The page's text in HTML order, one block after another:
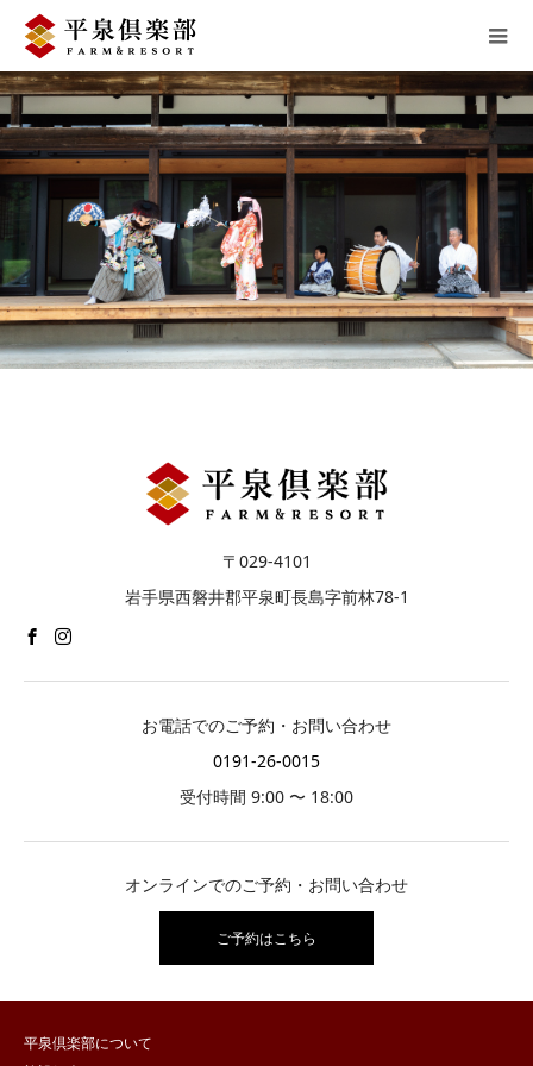
〒029-4101
岩手県西磐井郡平泉町長島字前林78-1
お電話でのご予約・お問い合わせ
0191-26-0015
受付時間 9:00 〜 18:00
オンラインでのご予約・お問い合わせ
ご予約はこちら
平泉倶楽部について